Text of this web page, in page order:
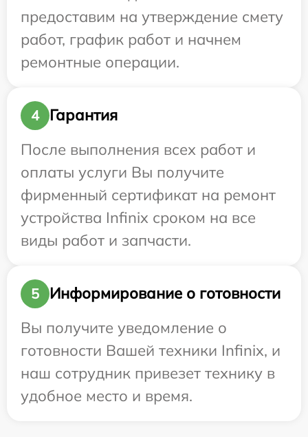
предоставим на утверждение смету
работ, график работ и начнем
ремонтные операции.
4
Гарантия
После выполнения всех работ и
оплаты услуги Вы получите
фирменный сертификат на ремонт
устройства Infinix сроком на все
виды работ и запчасти.
5
Информирование о готовности
Вы получите уведомление о
готовности Вашей техники Infinix, и
наш сотрудник привезет технику в
удобное место и время.